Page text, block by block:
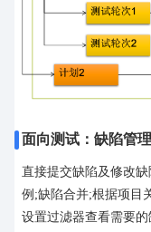
面向测试：缺陷管理
直接提交缺陷及修改
例;缺陷合并;根据项目
设置过滤器查看需要